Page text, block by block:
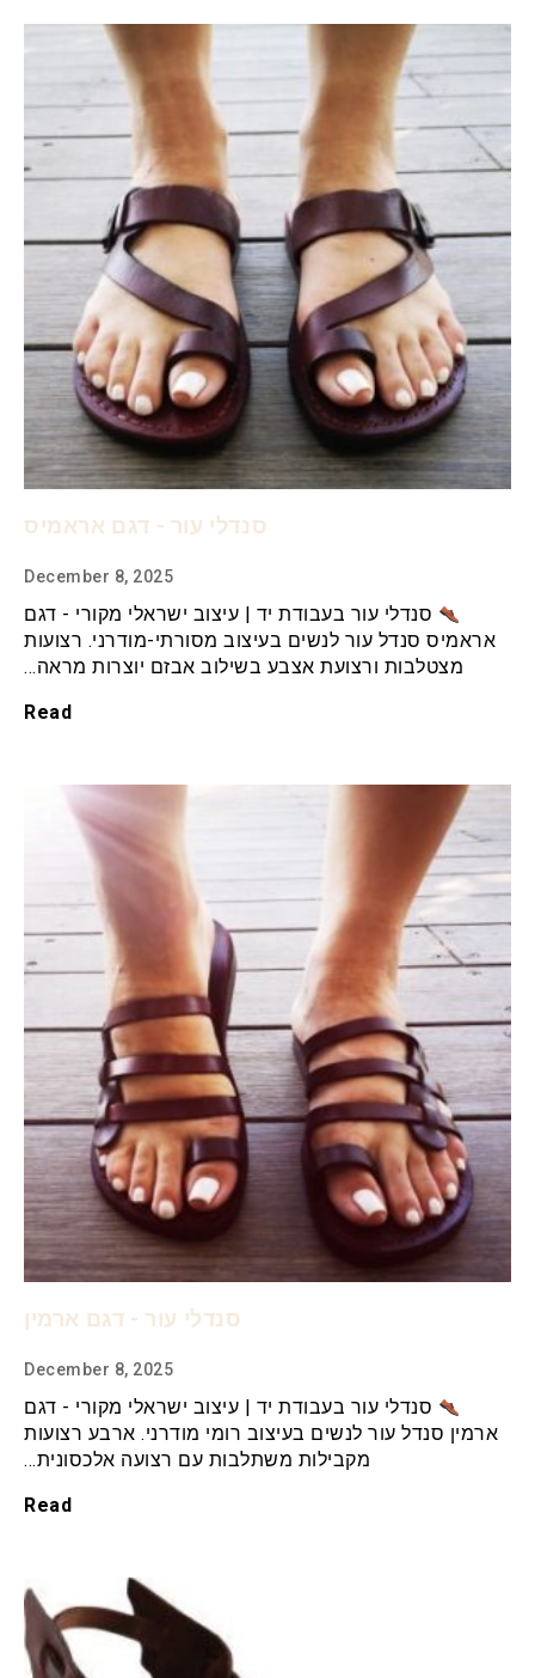
סנדלי עור - דגם אראמיס
December 8, 2025
סנדלי עור בעבודת יד | עיצוב ישראלי מקורי - דגם
אראמיס סנדל עור לנשים בעיצוב מסורתי-מודרני. רצועות
מצטלבות ורצועת אצבע בשילוב אבזם יוצרות מראה…
Read
סנדלי עור - דגם ארמין
December 8, 2025
סנדלי עור בעבודת יד | עיצוב ישראלי מקורי - דגם
ארמין סנדל עור לנשים בעיצוב רומי מודרני. ארבע רצועות
מקבילות משתלבות עם רצועה אלכסונית…
Read